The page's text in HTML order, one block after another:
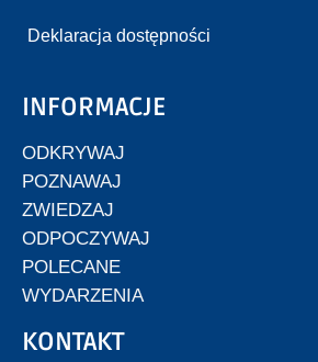
Deklaracja dostępności
INFORMACJE
ODKRYWAJ
POZNAWAJ
ZWIEDZAJ
ODPOCZYWAJ
POLECANE
WYDARZENIA
KONTAKT